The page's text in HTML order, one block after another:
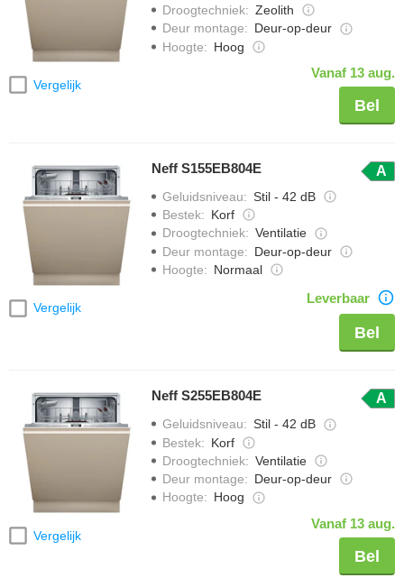
Vergelijk
Droogtechniek: Zeolith
Deur montage: Deur-op-deur
Hoogte: Hoog
Vanaf 13 aug.
Bel
Vergelijk
Neff S155EB804E A
Geluidsniveau: Stil - 42 dB
Bestek: Korf
Droogtechniek: Ventilatie
Deur montage: Deur-op-deur
Hoogte: Normaal
Leverbaar
Bel
Vergelijk
Neff S255EB804E A
Geluidsniveau: Stil - 42 dB
Bestek: Korf
Droogtechniek: Ventilatie
Deur montage: Deur-op-deur
Hoogte: Hoog
Vanaf 13 aug.
Bel